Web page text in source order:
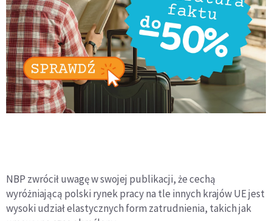
NBP zwrócił uwagę w swojej publikacji, że cechą
wyróżniającą polski rynek pracy na tle innych krajów UE jest
wysoki udział elastycznych form zatrudnienia, takich jak